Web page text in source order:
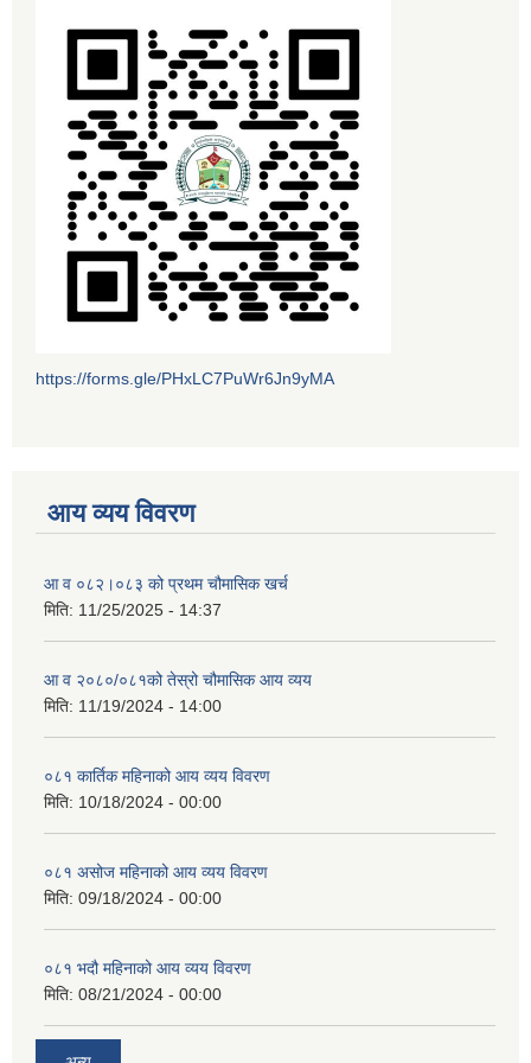
https://forms.gle/PHxLC7PuWr6Jn9yMA
आय व्यय विवरण
आ व ०८२।०८३ को प्रथम चौमासिक खर्च
मिति: 11/25/2025 - 14:37
आ व २०८०/०८१को तेस्रो चौमासिक आय व्यय
मिति: 11/19/2024 - 14:00
०८१ कार्तिक महिनाको आय व्यय विवरण
मिति: 10/18/2024 - 00:00
०८१ असोज महिनाको आय व्यय विवरण
मिति: 09/18/2024 - 00:00
०८१ भदौ महिनाको आय व्यय विवरण
मिति: 08/21/2024 - 00:00